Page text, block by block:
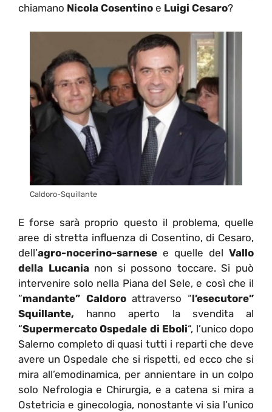
chiamano Nicola Cosentino e Luigi Cesaro?
Caldoro-Squillante
E forse sarà proprio questo il problema, quelle
aree di stretta influenza di Cosentino, di Cesaro,
dell’agro-nocerino-sarnese e quelle del Vallo
della Lucanianon si possono toccare. Si può
intervenire solo nella Piana del Sele, e così che il
“mandante” Caldoroattraverso “l’esecutore”
Squillante, hanno aperto la svendita al
“Supermercato Ospedale di Eboli“, l’unico dopo
Salerno completo di quasi tutti i reparti che deve
avere un Ospedale che si rispetti, ed ecco che si
mira all’emodinamica, per annientare in un colpo
solo Nefrologia e Chirurgia, e a catena si mira a
Ostetricia e ginecologia, nonostante vi sia l’unico